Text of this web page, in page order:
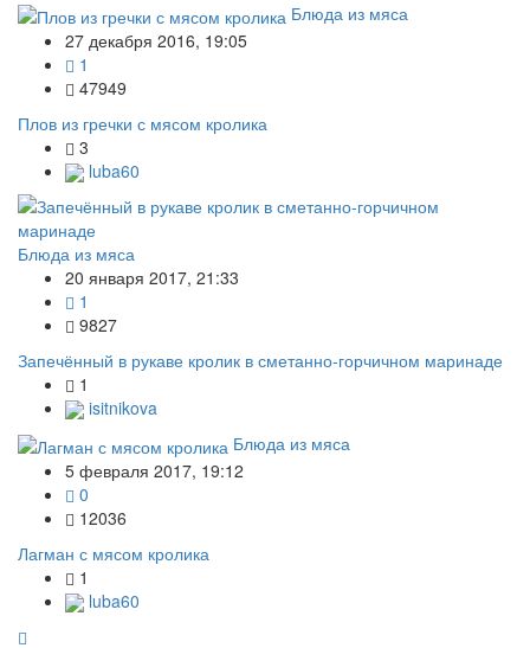
Блюда из мяса
27 декабря 2016, 19:05
1
47949
Плов из гречки с мясом кролика
3
luba60
Блюда из мяса
20 января 2017, 21:33
1
9827
Запечённый в рукаве кролик в сметанно-горчичном маринаде
1
isitnikova
Блюда из мяса
5 февраля 2017, 19:12
0
12036
Лагман с мясом кролика
1
luba60